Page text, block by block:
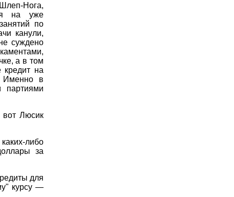
Нога,
на уже
по
канули,
суждено
а в том
кредит на
Именно в
партиями
Люсик
либо
за
для
курсу —